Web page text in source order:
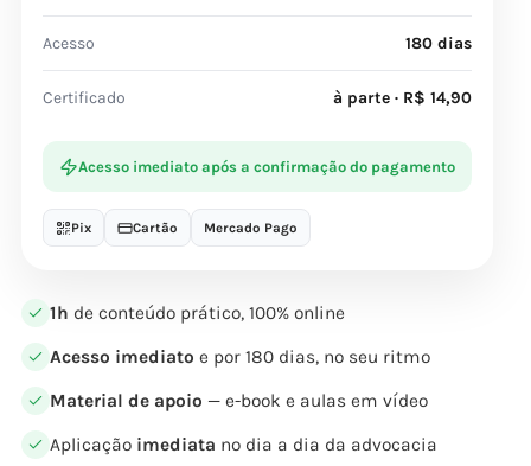
1h de conteúdo prático, 100% online
Acesso imediato e por 180 dias, no seu ritmo
Material de apoio — e-book e aulas em vídeo
Aplicação imediata no dia a dia da advocacia
Acesso 180 dias
Certificado à parte · R$ 14,90
Acesso imediato após a confirmação do pagamento
Pix Cartão Mercado Pago